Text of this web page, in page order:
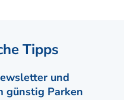
Tipps
und
günstig Parken